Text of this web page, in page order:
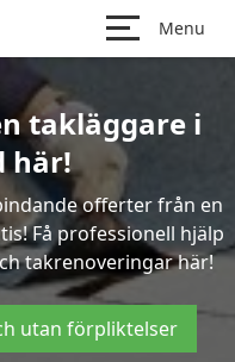
Menu
takläggare i
här!
offerter från en
Få professionell hjälp
takrenoveringar här!
utan förpliktelser